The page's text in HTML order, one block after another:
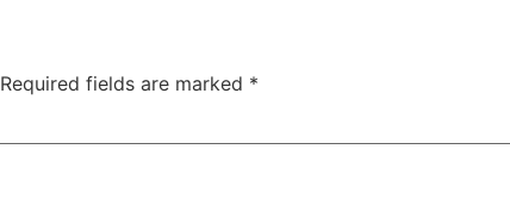
Required fields are marked *